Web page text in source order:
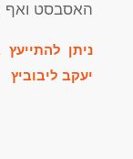
האסבסט ואף
ניתן
יעקב ליבוביץ